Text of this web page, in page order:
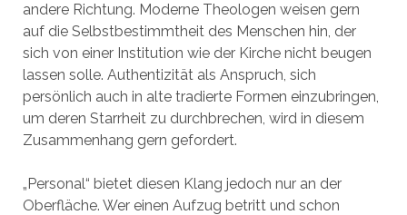
andere Richtung. Moderne Theologen weisen gern
auf die Selbstbestimmtheit des Menschen hin, der
sich von einer Institution wie der Kirche nicht beugen
lassen solle. Authentizität als Anspruch, sich
persönlich auch in alte tradierte Formen einzubringen,
um deren Starrheit zu durchbrechen, wird in diesem
Zusammenhang gern gefordert.
„Personal“ bietet diesen Klang jedoch nur an der
Oberfläche. Wer einen Aufzug betritt und schon